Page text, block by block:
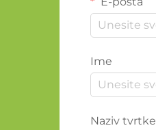
Ime
Naziv tvrtke